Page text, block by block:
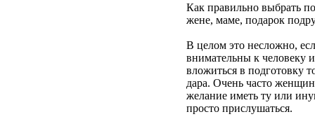
Как правильно выбрать
жене, маме, подарок
В целом это несложно,
внимательны к человеку
вложиться в подготовку
дара. Очень часто
желание иметь ту или
просто прислушаться.